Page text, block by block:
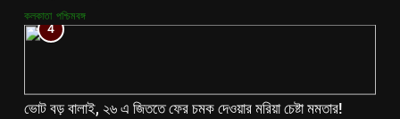
কলকাতা পশ্চিমবঙ্গ
4
ভোট বড় বালাই, ২৬ এ জিততে ফের চমক দেওয়ার মরিয়া চেষ্টা মমতার!